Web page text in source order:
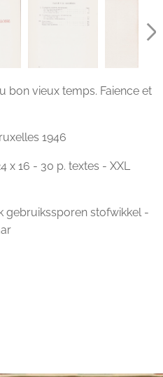
bon vieux temps. Faience et
1946
x 16 - 30 p. textes - XXL
gebruikssporen stofwikkel -